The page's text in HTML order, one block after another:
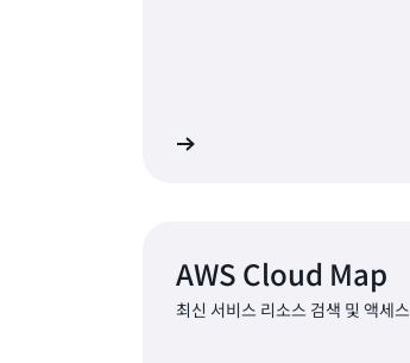
AWS Cloud Map
최신 서비스 리소스 검색 및 액세스